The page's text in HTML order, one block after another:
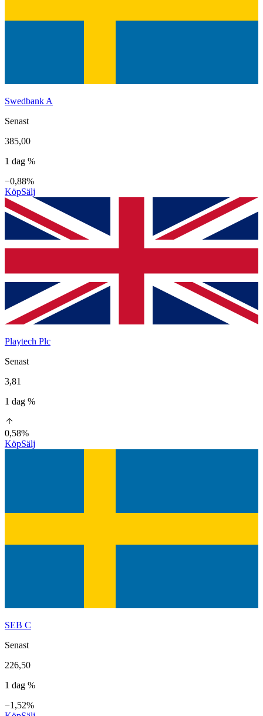
Swedbank A
Senast
385,00
1 dag %
−0,88%
KöpSälj
Playtech Plc
Senast
3,81
1 dag %
0,58%
KöpSälj
SEB C
Senast
226,50
1 dag %
−1,52%